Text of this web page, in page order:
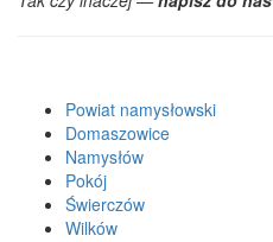
Powiat namysłowski
Domaszowice
Namysłów
Pokój
Świerczów
Wilków